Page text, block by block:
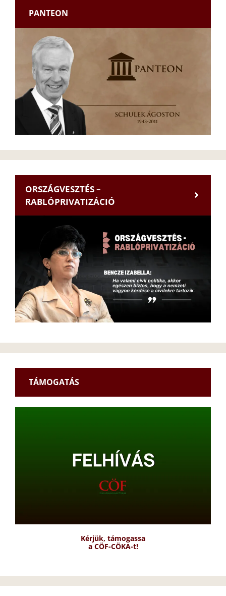
PANTEON
ORSZÁGVESZTÉS –
RABLÓPRIVATIZÁCIÓ
TÁMOGATÁS
Kérjük, támogassa
a CÖF-CÖKA-t!